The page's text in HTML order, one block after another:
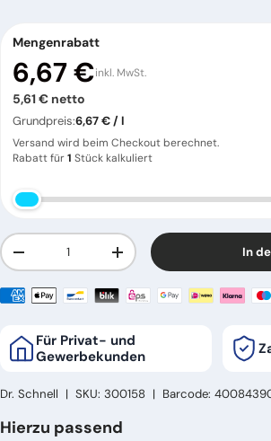
Mengenrabatt
6,67 €inkl. MwSt.
5,61 € netto
Grundpreis:6,67 € / l
Versand wird beim Checkout berechnet.
Rabatt für1 Stück kalkuliert
Anzahl
Menge verringernMenge erhöhen In
Für Privat- und
Gewerbekunden
Dr. Schnell |SKU: 300158 | Barcode:
Hierzu passend